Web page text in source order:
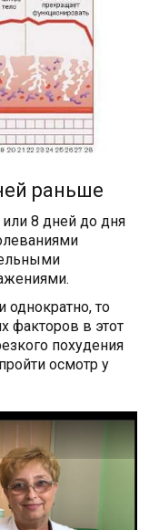
раньше
8 дней до дня
то
факторов в этот
похудения
осмотр у